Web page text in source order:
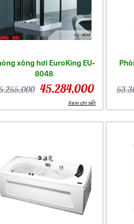
hơi eurokingđược nhiều
nay đang là lựa chọn tốt nhất của
xông hơi EuroKing EU-
8048
45.284,000
Xem chi tiết